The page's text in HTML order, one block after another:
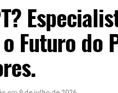
Futuro do